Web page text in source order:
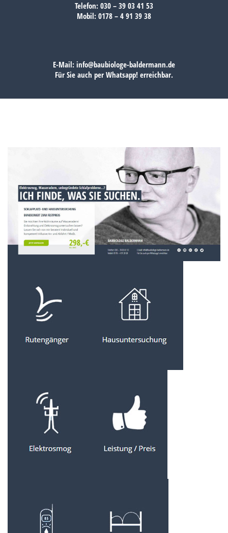
Telefon: 030 – 39 03 41 53
Mobil: 0178 – 4 91 39 38
E-Mail: info@baubiologe-baldermann.de
Für Sie auch per Whatsapp! erreichbar.